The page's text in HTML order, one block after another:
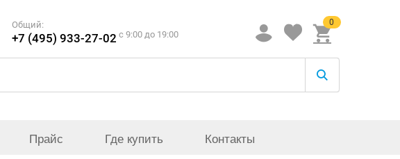
Общий:
+7 (495) 933-27-02 c 9:00 до 19:00
0
Прайс Где купить Контакты